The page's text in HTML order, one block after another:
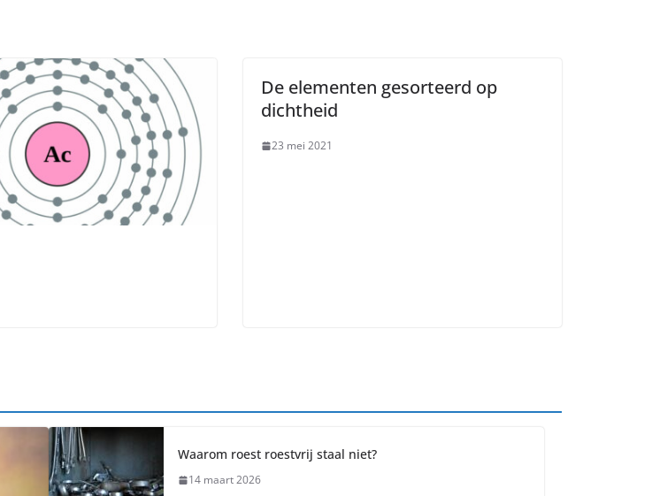
De elementen gesorteerd op
dichtheid
23 mei 2021
Waarom roest roestvrij staal niet?
14 maart 2026